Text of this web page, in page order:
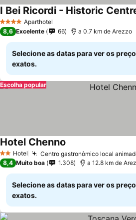
4 EstrelasAparthotel
I Bei Ricordi - Historic
8,6 Excelente 66 a 0.7 km de Arezzo
Selecione as datas para ver os
exatos.
Escolha popular
2 Estrelas
Hotel Centro gastronômico local
Hotel Chenno
8,4 Muito boa 1.308 a 12.8 km de
Selecione as datas para ver os
exatos.